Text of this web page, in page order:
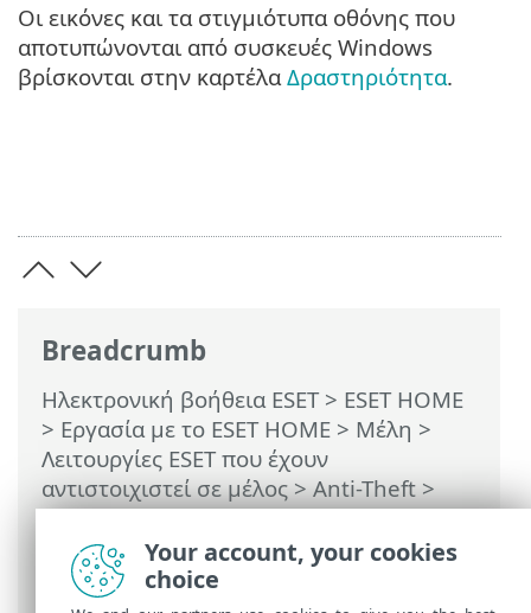
Breadcrumb
Ηλεκτρονική βοήθεια ESET> ESET HOME
> Εργασία με το ESET HOME > Μέλη >
Λειτουργίες ESET που έχουν
αντιστοιχιστεί σε μέλος>Anti-Theft>
Συσκευές που προστατεύονται από το
Anti-Theft >Δραστηριότητα>
Φωτογραφίες (μόνο συσκευή Android)
Οι εικόνες και τα στιγμιότυπα οθόνης που
αποτυπώνονται από συσκευές Windows
βρίσκονται στην καρτέλα Δραστηριότητα.
Your account, your cookies
choice